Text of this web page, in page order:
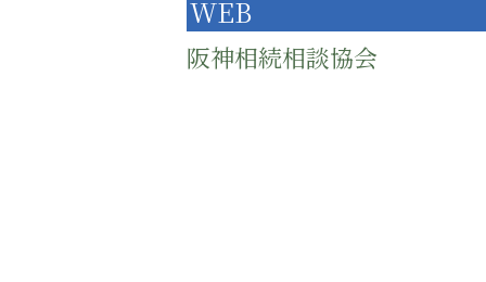
WEB
阪神相続相談協会